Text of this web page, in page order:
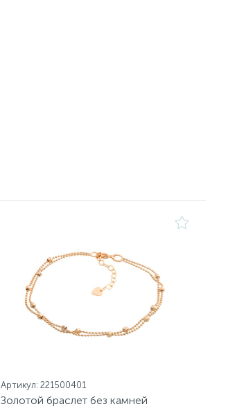
Артикул: 221500401
Золотой браслет без камней